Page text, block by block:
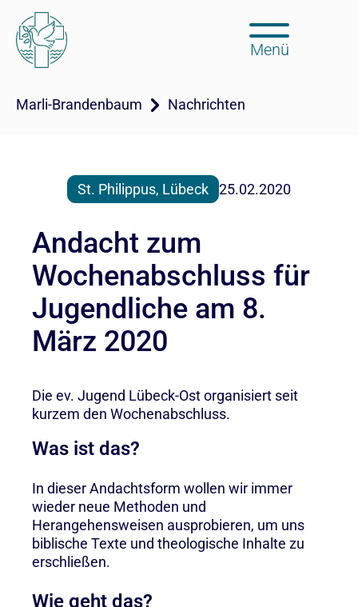
Menü
Marli-Brandenbaum Nachrichten
St. Philippus, Lübeck 25.02.2020
Andacht zum
Wochenabschluss für
Jugendliche am 8.
März 2020
Die ev. Jugend Lübeck-Ost organisiert seit
kurzem den Wochenabschluss.
Was ist das?
In dieser Andachtsform wollen wir immer
wieder neue Methoden und
Herangehensweisen ausprobieren, um uns
biblische Texte und theologische Inhalte zu
erschließen.
Wie geht das?